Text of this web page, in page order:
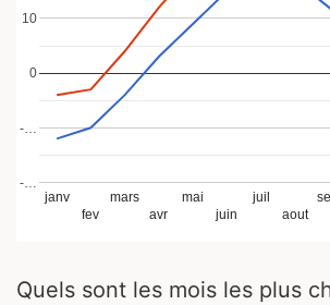
janv
fev
mars
avr
mai
juin
juil
aout
-…
-…
0
10
Quels sont les mois les plus